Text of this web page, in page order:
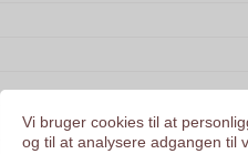
Vi bruger cookies til at
og til at analysere adgangen til